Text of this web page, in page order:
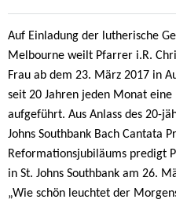
Auf Einladung der lutherische
Melbourne weilt Pfarrer i.R.
Frau ab dem 23. März 2017 in
seit 20 Jahren jeden Monat
aufgeführt. Aus Anlass des 20-
Johns Southbank Bach Cantata
Reformationsjubiläums predigt
in St. Johns Southbank am 26.
„Wie schön leuchtet der